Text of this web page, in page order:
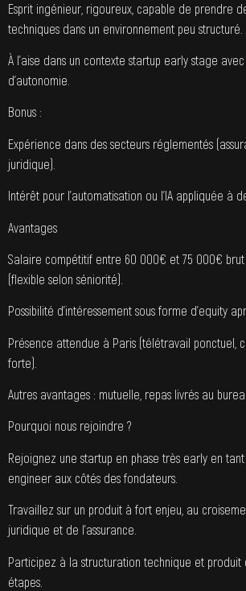
Esprit ingénieur, rigoureux, capable de prendre
techniques dans un environnement peu structuré.
À l’aise dans un contexte startup early stage
d’autonomie.
Bonus :
Expérience dans des secteurs réglementés
juridique).
Intérêt pour l’automatisation ou l’IA appliquée à
Avantages
Salaire compétitif entre 60 000€ et 75 000€ brut
(flexible selon séniorité).
Possibilité d’intéressement sous forme d’equity
Présence attendue à Paris (télétravail ponctuel,
forte).
Autres avantages : mutuelle, repas livrés au
Pourquoi nous rejoindre ?
Rejoignez une startup en phase très early en
engineer aux côtés des fondateurs.
Travaillez sur un produit à fort enjeu, au
juridique et de l’assurance.
Participez à la structuration technique et produit
étapes.